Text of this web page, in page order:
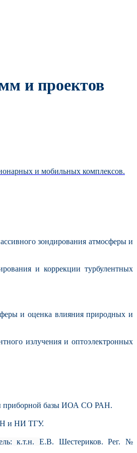
и проектов
и мобильных комплексов.
зондирования атмосферы и
и коррекции турбулентных
и оценка влияния природных и
излучения и оптоэлектронных
и приборной базы ИОА СО РАН.
и НИ ТГУ.
к.т.н. Е.В. Шестериков. Рег. №